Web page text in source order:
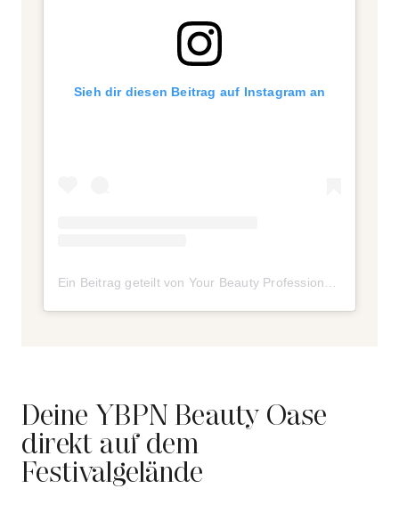
Sieh dir diesen Beitrag auf Instagram an
Deine YBPN Beauty Oase
direkt auf dem
Festivalgelände